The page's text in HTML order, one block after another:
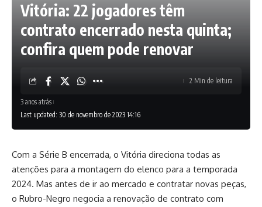
Vitória: 22 jogadores têm
contrato encerrado nesta quinta;
confira quem pode renovar
Last updated: 30 de novembro de 2023 14:16
3 anos atrás
2 Min de leitura
Com a Série B encerrada, o Vitória direciona todas as
atenções para a montagem do elenco para a temporada
2024. Mas antes de ir ao mercado e contratar novas peças,
o Rubro-Negro negocia a renovação de contrato com